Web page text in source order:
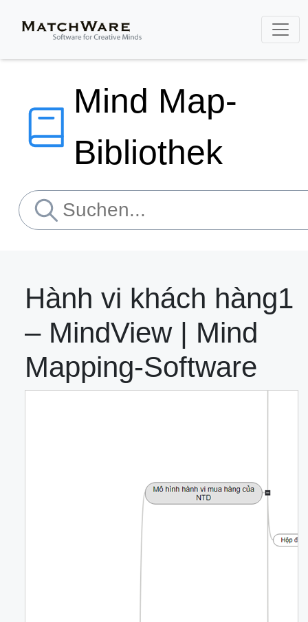
Mind Map-
Bibliothek
Hành vi khách hàng1
– MindView | Mind
Mapping-Software